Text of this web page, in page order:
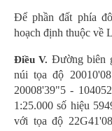
Để phần đất phía
hoạch định thuộc về
Điều V. Đường biên
núi tọa độ
20008'39"5 -
1:25.000 số hiệu
với tọa độ